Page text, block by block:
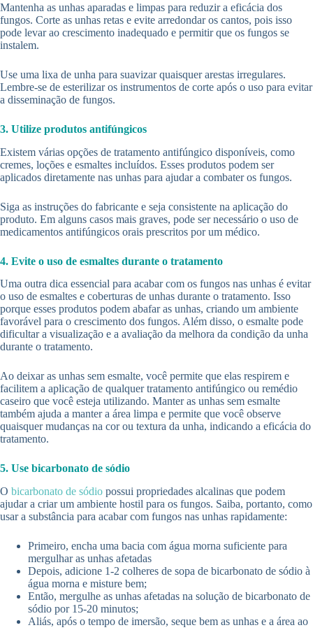
Mantenha as unhas aparadas e limpas para reduzir a eficácia dos
fungos. Corte as unhas retas e evite arredondar os cantos, pois isso
pode levar ao crescimento inadequado e permitir que os fungos se
instalem.
Use uma lixa de unha para suavizar quaisquer arestas irregulares.
Lembre-se de esterilizar os instrumentos de corte após o uso para evitar
a disseminação de fungos.
3. Utilize produtos antifúngicos
Existem várias opções de tratamento antifúngico disponíveis, como
cremes, loções e esmaltes incluídos. Esses produtos podem ser
aplicados diretamente nas unhas para ajudar a combater os fungos.
Siga as instruções do fabricante e seja consistente na aplicação do
produto. Em alguns casos mais graves, pode ser necessário o uso de
medicamentos antifúngicos orais prescritos por um médico.
4. Evite o uso de esmaltes durante o tratamento
Uma outra dica essencial para acabar com os fungos nas unhas é evitar
o uso de esmaltes e coberturas de unhas durante o tratamento. Isso
porque esses produtos podem abafar as unhas, criando um ambiente
favorável para o crescimento dos fungos. Além disso, o esmalte pode
dificultar a visualização e a avaliação da melhora da condição da unha
durante o tratamento.
Ao deixar as unhas sem esmalte, você permite que elas respirem e
facilitem a aplicação de qualquer tratamento antifúngico ou remédio
caseiro que você esteja utilizando. Manter as unhas sem esmalte
também ajuda a manter a área limpa e permite que você observe
quaisquer mudanças na cor ou textura da unha, indicando a eficácia do
tratamento.
5. Use bicarbonato de sódio
O bicarbonato de sódio possui propriedades alcalinas que podem
ajudar a criar um ambiente hostil para os fungos. Saiba, portanto, como
usar a substância para acabar com fungos nas unhas rapidamente:
Primeiro, encha uma bacia com água morna suficiente para
mergulhar as unhas afetadas
Depois, adicione 1-2 colheres de sopa de bicarbonato de sódio à
água morna e misture bem;
Então, mergulhe as unhas afetadas na solução de bicarbonato de
sódio por 15-20 minutos;
Aliás, após o tempo de imersão, seque bem as unhas e a área ao